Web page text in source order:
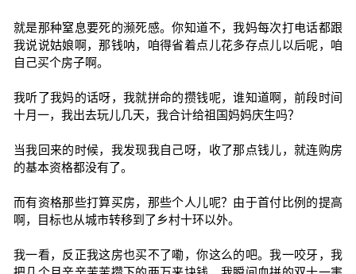
就是那种窒息要死的濒死感。你知道不，我妈每次打电话都跟
我说说姑娘啊，那钱呐，咱得省着点儿花多存点儿以后呢，咱
自己买个房子啊。
我听了我妈的话呀，我就拼命的攒钱呢，谁知道啊，前段时间
十月一，我出去玩儿几天，我合计给祖国妈妈庆生吗？
当我回来的时候，我发现我自己呀，收了那点钱儿，就连购房
的基本资格都没有了。
而有资格那些打算买房，那些个人儿呢？由于首付比例的提高
啊，目标也从城市转移到了乡村十环以外。
我一看，反正我这房也买不了嘞，你这么的吧。我一咬牙，我